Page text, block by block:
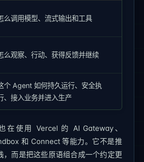
么调用模型、流式输出和工具
么观察、行动、获得反馈并继续
个 Agent 如何持久运行、安全执
、接入业务并进入生产
在使用 Vercel 的 AI Gateway、
和 Connect 等能力。它不是推
，而是把这些原语组合成一个约定更